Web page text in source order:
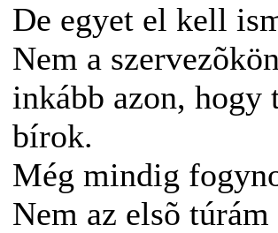
De egyet el kell
Nem a
inkább azon,
bírok.
Még mindig
Nem az elsõ